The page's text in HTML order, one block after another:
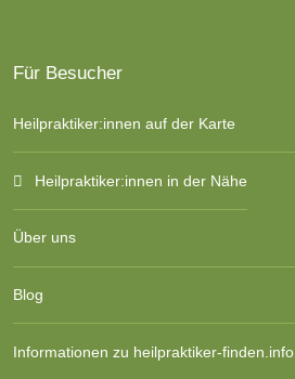
Für Besucher
Heilpraktiker:innen auf der Karte
Heilpraktiker:innen in der Nähe
Über uns
Blog
Informationen zu heilpraktiker-finden.info